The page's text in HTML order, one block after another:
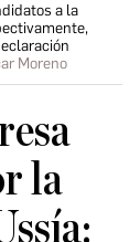
a la
Moreno
la